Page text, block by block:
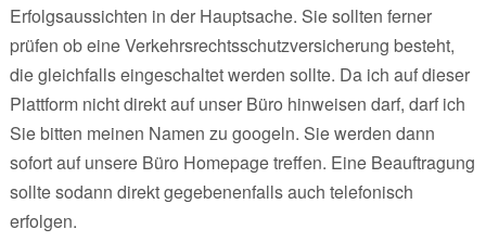
Erfolgsaussichten in der Hauptsache. Sie sollten ferner
prüfen ob eine Verkehrsrechtsschutzversicherung besteht,
die gleichfalls eingeschaltet werden sollte. Da ich auf dieser
Plattform nicht direkt auf unser Büro hinweisen darf, darf ich
Sie bitten meinen Namen zu googeln. Sie werden dann
sofort auf unsere Büro Homepage treffen. Eine Beauftragung
sollte sodann direkt gegebenenfalls auch telefonisch
erfolgen.